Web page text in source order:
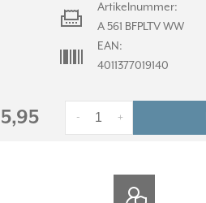
Artikelnummer:
A 561 BFPLTV WW
EAN:
4011377019140
5,95 +
-